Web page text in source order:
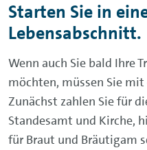
Starten Sie in
Lebensabschnitt.
Wenn auch Sie bald Ihre
möchten, müssen Sie
Zunächst zahlen Sie für
Standesamt und Kirche,
für Braut und Bräutigam